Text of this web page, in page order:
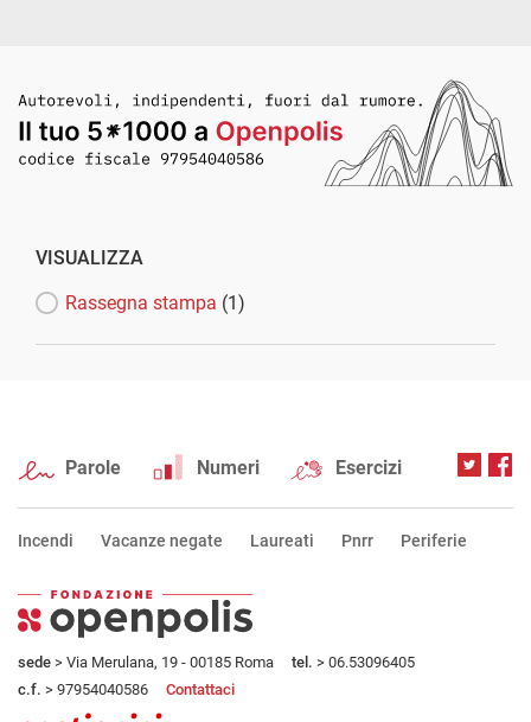
VISUALIZZA
Rassegna stampa (1)
Parole Numeri Esercizi
Incendi Vacanze negate Laureati Pnrr Periferie
sede > Via Merulana, 19 - 00185 Roma tel. > 06.53096405
c.f. > 97954040586 Contattaci